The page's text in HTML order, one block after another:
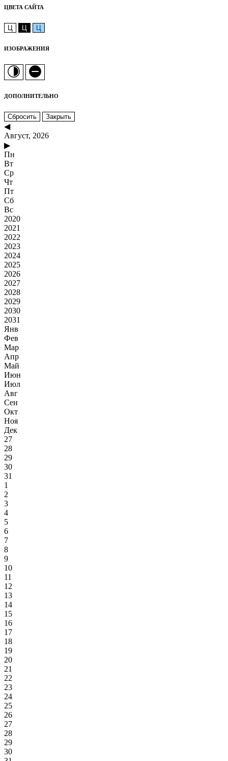
ЦВЕТА САЙТА
Ц Ц Ц
ИЗОБРАЖЕНИЯ
ДОПОЛНИТЕЛЬНО
Сбросить Закрыть
◀
Август, 2026
▶
Пн
Вт
Ср
Чт
Пт
Сб
Вс
2020
2021
2022
2023
2024
2025
2026
2027
2028
2029
2030
2031
Янв
Фев
Мар
Апр
Май
Июн
Июл
Авг
Сен
Окт
Ноя
Дек
27
28
29
30
31
1
2
3
4
5
6
7
8
9
10
11
12
13
14
15
16
17
18
19
20
21
22
23
24
25
26
27
28
29
30